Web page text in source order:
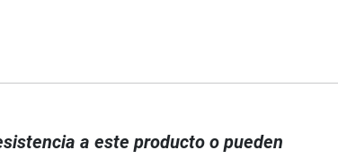
a este producto o pueden